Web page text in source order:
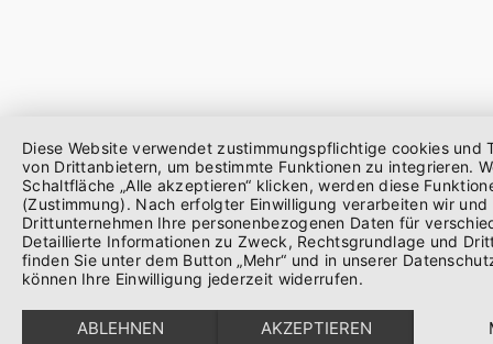
Diese Website verwendet zustimmungspflichtige cookies und
von Drittanbietern, um bestimmte Funktionen zu integrieren.
Schaltfläche „Alle akzeptieren“ klicken, werden diese
(Zustimmung). Nach erfolgter Einwilligung verarbeiten wir
Drittunternehmen Ihre personenbezogenen Daten für
Detaillierte Informationen zu Zweck, Rechtsgrundlage und
finden Sie unter dem Button „Mehr“ und in unserer
können Ihre Einwilligung jederzeit widerrufen.
ABLEHNEN AKZEPTIEREN